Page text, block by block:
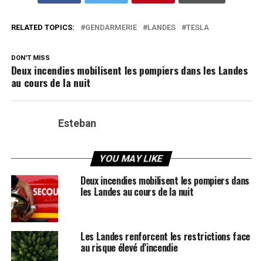
RELATED TOPICS: GENDARMERIE LANDES TESLA
DON'T MISS
Deux incendies mobilisent les pompiers dans les Landes
au cours de la nuit
Esteban
YOU MAY LIKE
Deux incendies mobilisent les pompiers dans
les Landes au cours de la nuit
Les Landes renforcent les restrictions face
au risque élevé d’incendie